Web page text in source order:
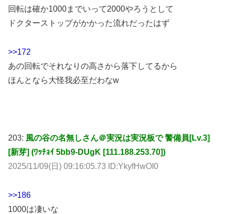
回転は確か1000までいって2000やろうとして
ドクターストップがかかった流れだったはず
>>172
あの回転でそれなりの高さから落下してるから
ほんとなら大怪我必至だわなw
203: 風の谷の名無しさん＠実況は実況板で 警備員[Lv.3]
[新芽] (ﾜｯﾁｮｲ 5bb9-DUgK [111.188.253.70])
2025/11/09(日) 09:16:05.73 ID:YkyfHwOI0
>>186
1000は凄いな